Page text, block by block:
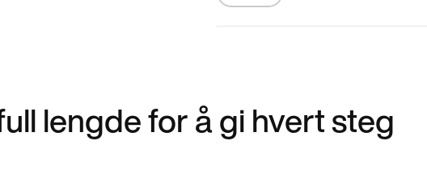
lengde for å gi hvert steg